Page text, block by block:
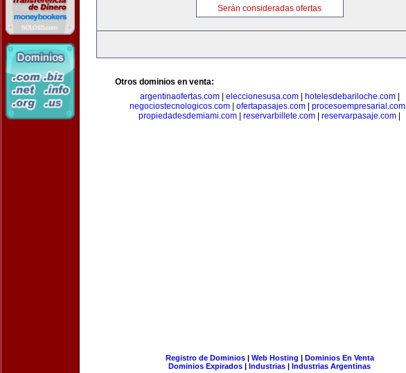
Serán consideradas ofertas
Otros dominios en venta:
argentinaofertas.com| eleccionesusa.com| hotelesdebariloche.com|
negociostecnologicos.com
ofertapasajes.com procesoempresarial.com
propiedadesdemiami.com
reservarbillete.com reservarpasaje.com
Registro de Dominios| Web Hosting | Dominios En Venta
Dominios Expirados | Industrias | Industrias Argentinas